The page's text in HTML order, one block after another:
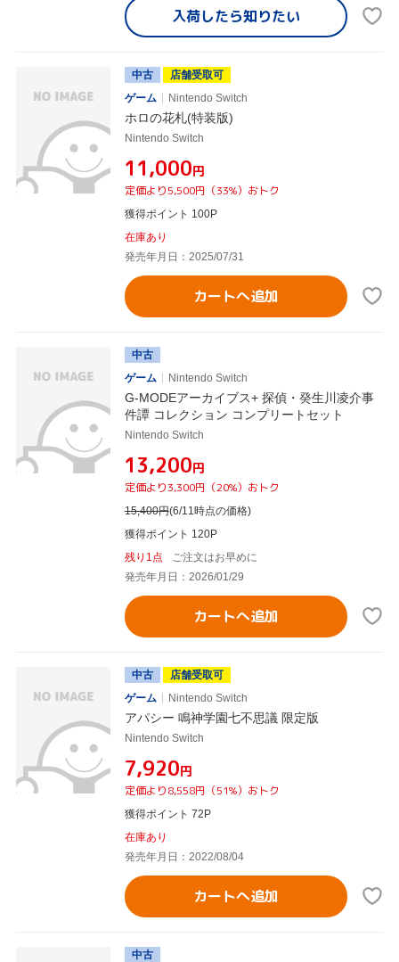
入荷したら知りたい
中古
店舗受取可
ゲーム
Nintendo Switch
ホロの花札(特装版)
Nintendo Switch
¥11,000円
定価より5,500円（33%）おトク
獲得ポイント 100P
在庫あり
発売年月日：2025/07/31
カートへ追加
中古
ゲーム
Nintendo Switch
G-MODEアーカイブス+ 探偵・癸生川凌介事
件譚 コレクション コンプリートセット
Nintendo Switch
¥13,200円
定価より3,300円（20%）おトク
15,400円(6/11時点の価格)
獲得ポイント 120P
残り1点
ご注文はお早めに
発売年月日：2026/01/29
カートへ追加
中古
店舗受取可
ゲーム
Nintendo Switch
アパシー 鳴神学園七不思議 限定版
Nintendo Switch
¥7,920円
定価より8,558円（51%）おトク
獲得ポイント 72P
在庫あり
発売年月日：2022/08/04
カートへ追加
中古